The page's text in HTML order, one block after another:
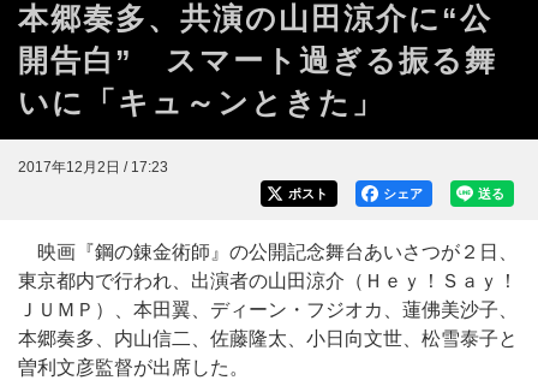
本郷奏多、共演の山田涼介に“公
開告白” スマート過ぎる振る舞
いに「キュ～ンときた」
2017年12月2日 / 17:23
送る
シェア
ポスト
映画『鋼の錬金術師』の公開記念舞台あいさつが２日、
東京都内で行われ、出演者の山田涼介（Ｈｅｙ！Ｓａｙ！
ＪＵＭＰ）、本田翼、ディーン・フジオカ、蓮佛美沙子、
本郷奏多、内山信二、佐藤隆太、小日向文世、松雪泰子と
曽利文彦監督が出席した。